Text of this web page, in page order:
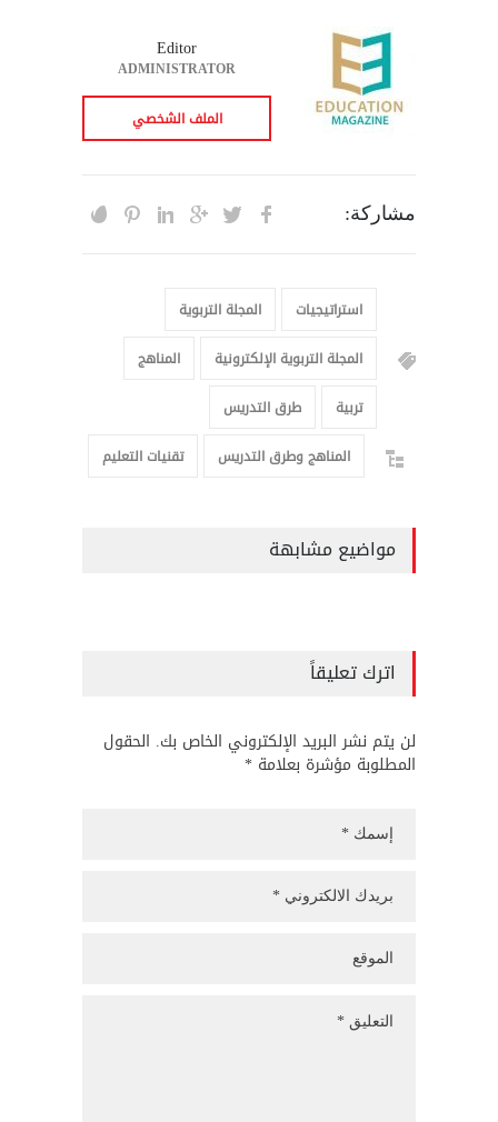
Editor
ADMINISTRATOR
الملف الشخصي
مشاركة:
استراتيجيات
المجلة التربوية
المجلة التربوية الإلكترونية
المناهج
تربية
طرق التدريس
المناهج وطرق التدريس
تقنيات التعليم
مواضيع مشابهة
اترك تعليقاً
لن يتم نشر البريد الإلكتروني الخاص بك. الحقول
المطلوبة مؤشرة بعلامة *